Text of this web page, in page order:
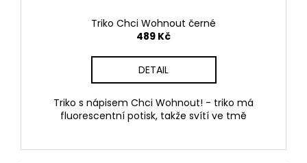
Triko Chci Wohnout černé
489 Kč
DETAIL
Triko s nápisem Chci Wohnout! - triko má
fluorescentní potisk, takže svítí ve tmě